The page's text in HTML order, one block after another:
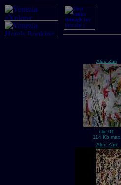
Aldo Zari
olio-01
114 Kb max
Aldo Zari